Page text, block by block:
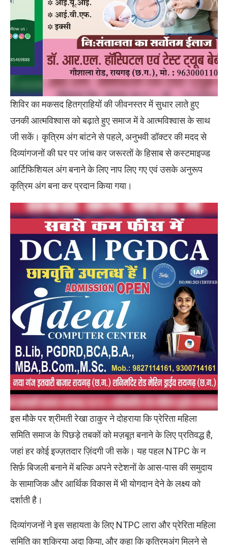
शिविर का मकसद हितग्राहियों की जीवनस्तर में सुधार लाते हुए
उनकी आत्मविश्वास को बढ़ाते हुए समाज में वे आत्मविश्वास के साथ
जी सकें। कृत्रिम अंग बांटने से पहले, अनुभवी डॉक्टर की मदद से
दिव्यांगजनों की घर पर जांच कर जरूरतों के हिसाब से कस्टमाइज्ड
आर्टिफिशियल अंग बनाने के लिए नाप लिए गए एवं उसके अनुरूप
कृत्रिम अंग बना कर प्रदान किया गया।
इस मौके पर श्रीमती रेखा ठाकुर ने दोहराया कि प्रेरिता महिला
समिति समाज के पिछड़े तबकों को मज़बूत बनाने के लिए प्रतिवद्ध है,
जहां हर कोई इज्ज़तदार ज़िंदगी जी सके। यह पहल NTPC के न
सिर्फ़ बिजली बनाने में बल्कि अपने स्टेशनों के आस-पास की समुदाय
के सामाजिक और आर्थिक विकास में भी योगदान देने के लक्ष्य को
दर्शाती है।
दिव्यांगजनों ने इस सहायता के लिए NTPC लारा और प्रेरिता महिला
समिति का शुक्रिया अदा किया, और कहा कि कृत्रिमअंग मिलने से